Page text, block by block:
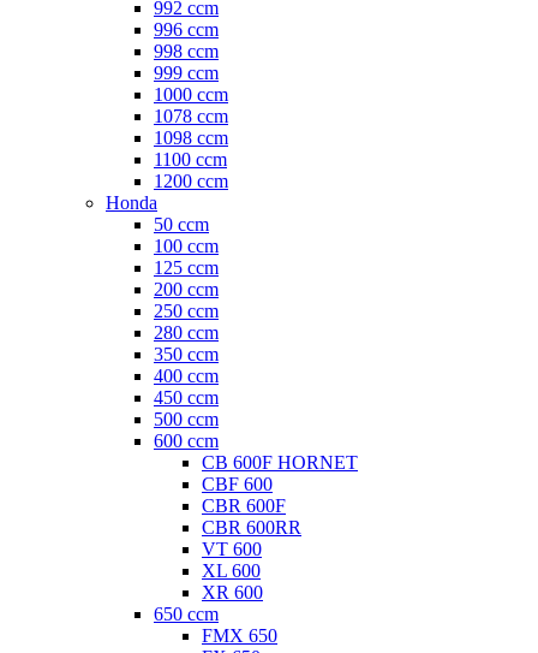
992 ccm
996 ccm
998 ccm
999 ccm
1000 ccm
1078 ccm
1098 ccm
1100 ccm
1200 ccm
Honda
50 ccm
100 ccm
125 ccm
200 ccm
250 ccm
280 ccm
350 ccm
400 ccm
450 ccm
500 ccm
600 ccm
CB 600F HORNET
CBF 600
CBR 600F
CBR 600RR
VT 600
XL 600
XR 600
650 ccm
FMX 650